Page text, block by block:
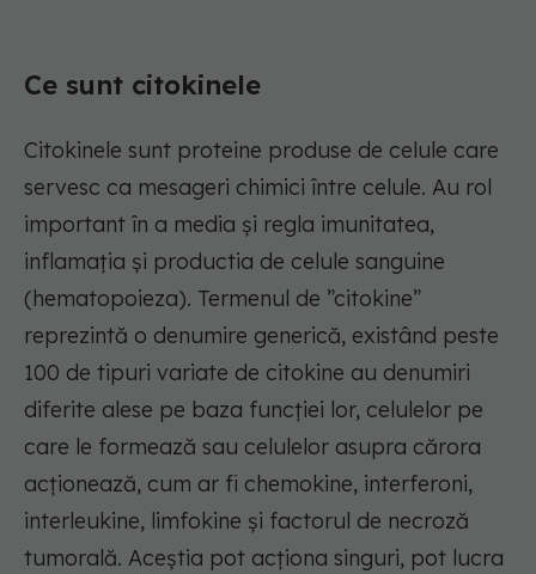
Ce sunt citokinele
Citokinele sunt proteine produse de celule care
servesc ca mesageri chimici între celule. Au rol
important în a media și regla imunitatea,
inflamația și productia de celule sanguine
(hematopoieza). Termenul de ”citokine”
reprezintă o denumire generică, existând peste
100 de tipuri variate de citokine au denumiri
diferite alese pe baza funcției lor, celulelor pe
care le formează sau celulelor asupra cărora
acționează, cum ar fi chemokine, interferoni,
interleukine, limfokine și factorul de necroză
tumorală. Aceștia pot acționa singuri, pot lucra